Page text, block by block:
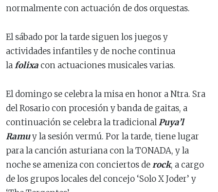
normalmente con actuación de dos orquestas.
El sábado por la tarde siguen los juegos y
actividades infantiles y de noche continua
lafolixa con actuaciones musicales varias.
El domingo se celebra la misa en honor a Ntra. Sra
del Rosario con procesión y banda de gaitas, a
continuación se celebra la tradicionalPuya’l
Ramuy la sesión vermú. Por la tarde, tiene lugar
para la canción asturiana con la TONADA, y la
noche se ameniza con conciertos derock, a cargo
de los grupos locales del concejo ‘Solo X Joder’ y